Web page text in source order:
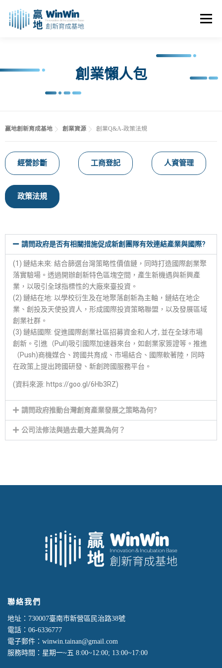
選單
創業諮詢
進駐申請 活動花絮
創業懶人包
贏地創新育成基地 創業資源 創業Q&A-政策法規
經營診斷 工商登記 人資管理
政策法規
請問政府是否有相關措施促成新創團隊有效連結產業與國際?
(1) 鏈結未來: 結合篩選台灣策略性價值鏈，同時打造國際創業聚
落實驗場。透過開辦創新特色區塊空間，產生新機遇與新興產
業，以吸引全球指標性的大廠來臺投資。
(2) 鏈結在地: 以學校衍生及在地聚落創新為主軸，鏈結在地企
業、創投及天使投資人，形成國際投資策略聯盟，以及發展區域
創業社群。
(3) 鏈結國際: 促進國際創業社區招募資金和人才, 並在全球市場
創新。引進（Pull)吸引國際加速器來台，如創業家簽證等。推進
（Push)商機媒合、跨國共育成、市場結合、國際軟著陸，同時
在政策上提出跨國研發、新創跨國服務平台。
(資料來源: https://goo.gl/6Hb3RZ)
請問政府推動台灣創育產業發展之策略為何?
公司法修法與過去最大差異為何？
聯絡我們
地址：730007臺南市新營區民治路38號
電話：06-6336777
電子郵件：winwin.tainan@gmail.com
服務時間：星期一~五 8:00~12:00; 13:00~17:00